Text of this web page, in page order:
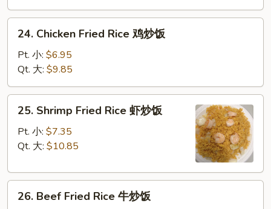
肉
炒
Chicken
Fried
Rice
鸡
炒
24. Chicken Fried Rice 鸡炒饭
Pt. 小: $6.95
Qt. 大: $9.85
Shrimp
Fried
Rice
炒
25. Shrimp Fried Rice 虾炒饭
Pt. 小: $7.35
Qt. 大: $10.85
Beef
26. Beef Fried Rice 牛炒饭